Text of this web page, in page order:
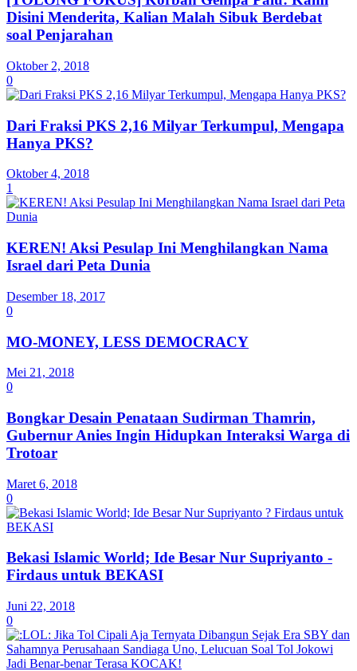
Disini Menderita, Kalian Malah Sibuk Berdebat
soal Penjarahan
Oktober 2, 2018
0
Dari Fraksi PKS 2,16 Milyar Terkumpul, Mengapa
Hanya PKS?
Oktober 4, 2018
1
KEREN! Aksi Pesulap Ini Menghilangkan Nama
Israel dari Peta Dunia
Desember 18, 2017
0
MO-MONEY, LESS DEMOCRACY
Mei 21, 2018
0
Bongkar Desain Penataan Sudirman Thamrin,
Gubernur Anies Ingin Hidupkan Interaksi Warga di
Trotoar
Maret 6, 2018
0
Bekasi Islamic World; Ide Besar Nur Supriyanto -
Firdaus untuk BEKASI
Juni 22, 2018
0